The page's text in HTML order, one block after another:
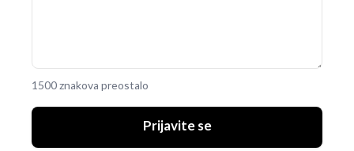
1500 znakova preostalo
Prijavite se